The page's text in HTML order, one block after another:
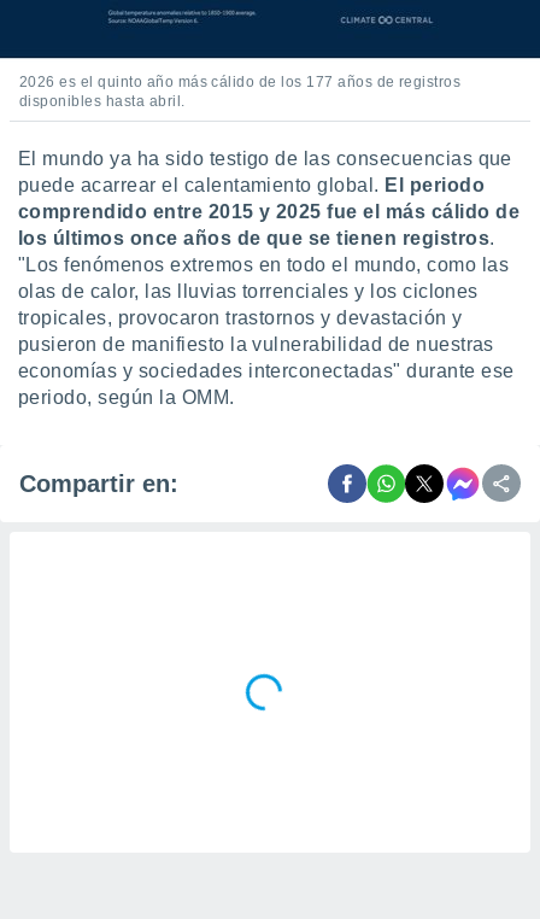
2026 es el quinto año más cálido de los 177 años de registros
disponibles hasta abril.
El mundo ya ha sido testigo de las consecuencias que
puede acarrear el calentamiento global. El periodo
comprendido entre 2015 y 2025 fue el más cálido de
los últimos once años de que se tienen registros.
"Los fenómenos extremos en todo el mundo, como las
olas de calor, las lluvias torrenciales y los ciclones
tropicales, provocaron trastornos y devastación y
pusieron de manifiesto la vulnerabilidad de nuestras
economías y sociedades interconectadas" durante ese
periodo, según la OMM.
Compartir en: